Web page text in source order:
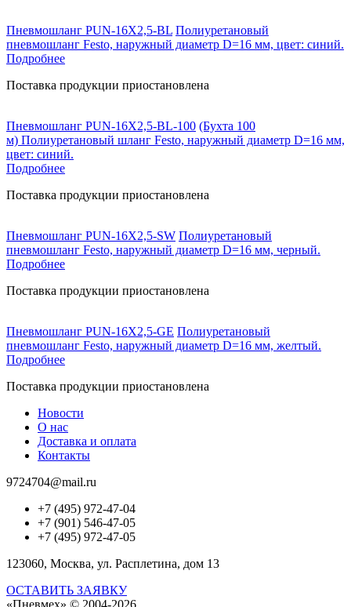
Пневмошланг PUN-16X2,5-BL Полиуретановый
пневмошланг Festo, наружный диаметр D=16 мм, цвет: синий.
Подробнее
Поставка продукции приостановлена
Пневмошланг PUN-16X2,5-BL-100 (Бухта 100
м) Полиуретановый шланг Festo, наружный диаметр D=16 мм,
цвет: синий.
Подробнее
Поставка продукции приостановлена
Пневмошланг PUN-16X2,5-SW Полиуретановый
пневмошланг Festo, наружный диаметр D=16 мм, черный.
Подробнее
Поставка продукции приостановлена
Пневмошланг PUN-16X2,5-GE Полиуретановый
пневмошланг Festo, наружный диаметр D=16 мм, желтый.
Подробнее
Поставка продукции приостановлена
Новости
О нас
Доставка и оплата
Контакты
9724704@mail.ru
+7 (495) 972-47-04
+7 (901) 546-47-05
+7 (495) 972-47-05
123060, Москва, ул. Расплетина, дом 13
ОСТАВИТЬ ЗАЯВКУ